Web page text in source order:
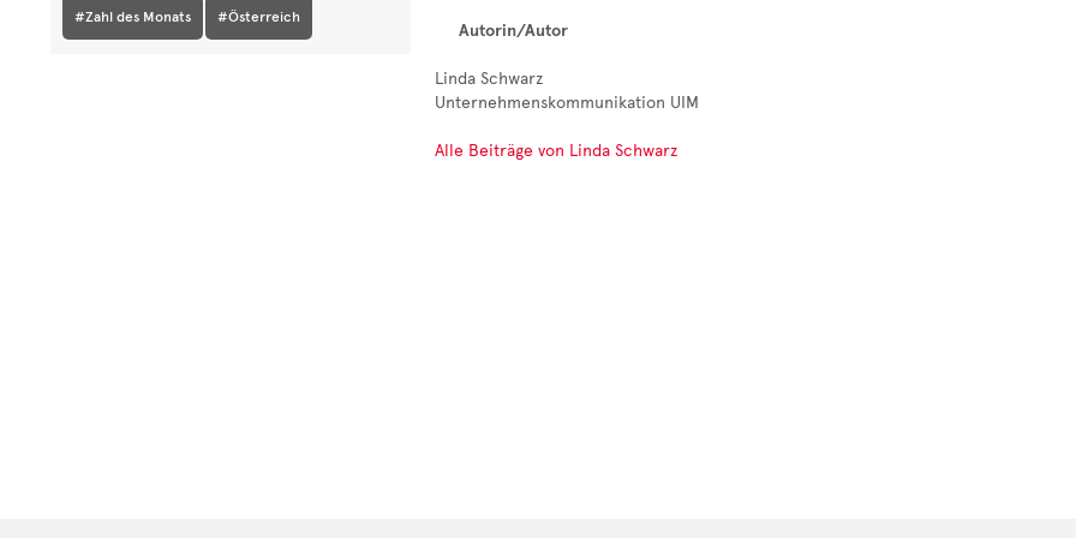
#Zahl des Monats #Österreich
Autorin/Autor
Linda Schwarz
Unternehmenskommunikation UIM
Alle Beiträge von Linda Schwarz